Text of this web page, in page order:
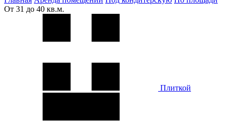
От 31 до 40 кв.м.
Плиткой